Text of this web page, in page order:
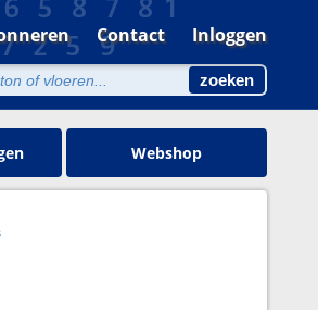
Contact Inloggen
Webshop